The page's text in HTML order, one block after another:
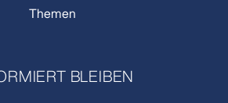
Themen
BLEIBEN